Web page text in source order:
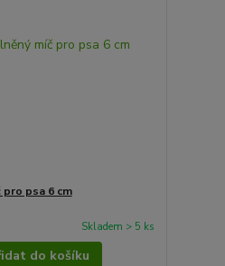
pro psa 6 cm
Skladem > 5 ks
do košíku